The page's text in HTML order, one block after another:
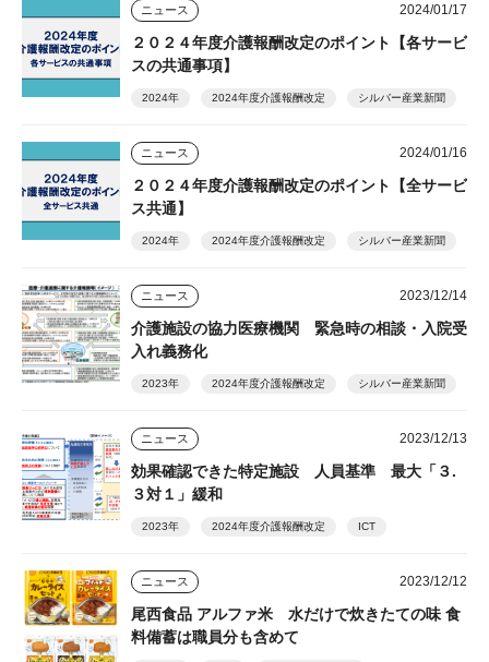
ニュース 2024/01/17
２０２４年度介護報酬改定のポイント【各サービ
スの共通事項】
2024年 2024年度介護報酬改定 シルバー産業新聞
ニュース 2024/01/16
２０２４年度介護報酬改定のポイント【全サービ
ス共通】
2024年 2024年度介護報酬改定 シルバー産業新聞
ニュース 2023/12/14
介護施設の協力医療機関 緊急時の相談・入院受
入れ義務化
2023年 2024年度介護報酬改定 シルバー産業新聞
ニュース 2023/12/13
効果確認できた特定施設 人員基準 最大「３.
３対１」緩和
2023年 2024年度介護報酬改定 ICT
ニュース 2023/12/12
尾西食品 アルファ米 水だけで炊きたての味 食
料備蓄は職員分も含めて